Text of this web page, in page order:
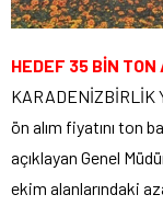
HEDEF 35 BİN TON
KARADENİZBİRLİK
ön alım fiyatını ton
açıklayan Genel
ekim alanlarındaki